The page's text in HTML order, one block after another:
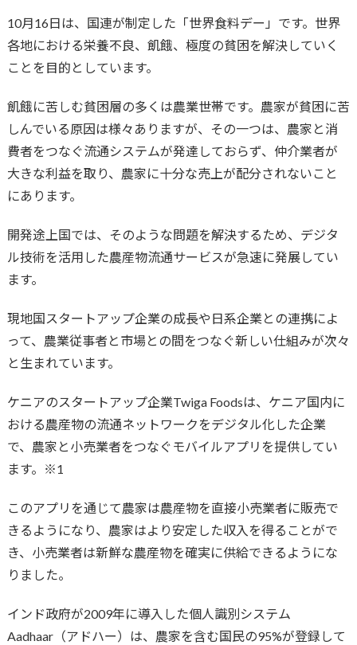
10月16日は、国連が制定した「世界食料デー」です。世界
各地における栄養不良、飢餓、極度の貧困を解決していく
ことを目的としています。
飢餓に苦しむ貧困層の多くは農業世帯です。農家が貧困に苦
しんでいる原因は様々ありますが、その一つは、農家と消
費者をつなぐ流通システムが発達しておらず、仲介業者が
大きな利益を取り、農家に十分な売上が配分されないこと
にあります。
開発途上国では、そのような問題を解決するため、デジタ
ル技術を活用した農産物流通サービスが急速に発展してい
ます。
現地国スタートアップ企業の成長や日系企業との連携によ
って、農業従事者と市場との間をつなぐ新しい仕組みが次々
と生まれています。
ケニアのスタートアップ企業Twiga Foodsは、ケニア国内に
おける農産物の流通ネットワークをデジタル化した企業
で、農家と小売業者をつなぐモバイルアプリを提供してい
ます。※1
このアプリを通じて農家は農産物を直接小売業者に販売で
きるようになり、農家はより安定した収入を得ることがで
き、小売業者は新鮮な農産物を確実に供給できるようにな
りました。
インド政府が2009年に導入した個人識別システム
Aadhaar（アドハー）は、農家を含む国民の95%が登録して